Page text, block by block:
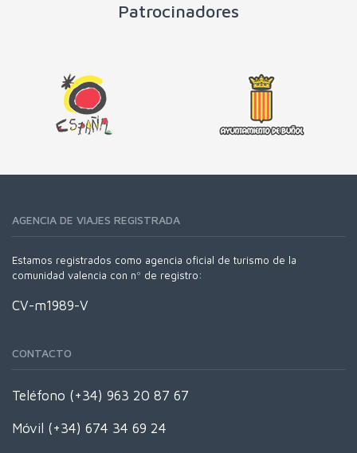
Patrocinadores
AGENCIA DE VIAJES REGISTRADA
Estamos registrados como agencia oficial de turismo de la
comunidad valencia con nº de registro:
CV-m1989-V
CONTACTO
Teléfono (+34) 963 20 87 67
Móvil (+34) 674 34 69 24